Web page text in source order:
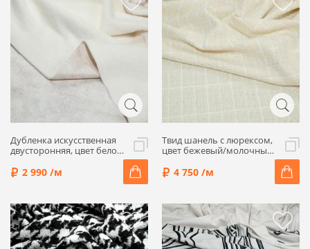
Дубленка искусственная
двусторонняя, цвет бело-
2 990 /м
Твид шанель с люрексом,
цвет бежевый/молочный,
4 750 /м